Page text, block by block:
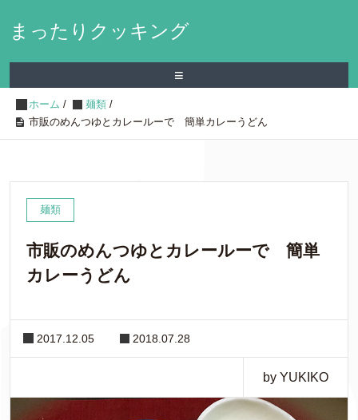
まったりクッキング
≡
ホーム / 麺類 /
市販のめんつゆとカレールーで 簡単カレーうどん
麺類
市販のめんつゆとカレールーで 簡単
カレーうどん
2017.12.05 2018.07.28
by YUKIKO